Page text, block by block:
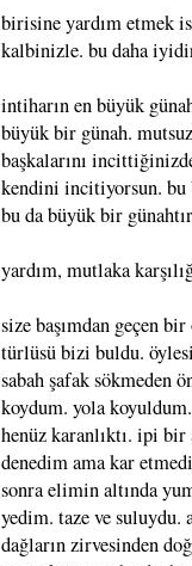
birisine yardım etmek
kalbinizle. bu daha
intiharın en büyük
büyük bir günah.
başkalarını
kendini incitiyorsun. bu
bu da büyük bir
yardım, mutlaka
size başımdan geçen
türlüsü bizi buldu.
sabah şafak sökmeden
koydum. yola
henüz karanlıktı. ipi
denedim ama kar
sonra elimin altında
yedim. taze ve
dağların zirvesinden